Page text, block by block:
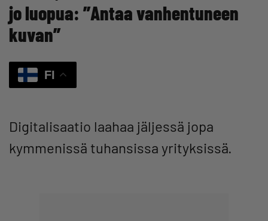
jo luopua: ”Antaa vanhentuneen
kuvan”
FI
Digitalisaatio laahaa jäljessä jopa
kymmenissä tuhansissa yrityksissä.